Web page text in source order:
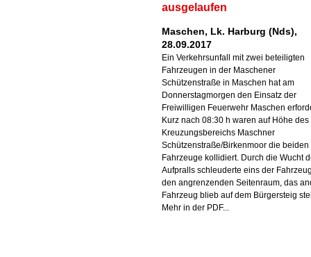
ausgelaufen
Maschen, Lk. Harburg (Nds),
28.09.2017
Ein Verkehrsunfall mit zwei beteiligten
Fahrzeugen in der Maschener
Schützenstraße in Maschen hat am
Donnerstagmorgen den Einsatz der
Freiwilligen Feuerwehr Maschen
Kurz nach 08:30 h waren auf Höhe des
Kreuzungsbereichs Maschner
Schützenstraße/Birkenmoor die beiden
Fahrzeuge kollidiert. Durch die Wucht
Aufpralls schleuderte eins der
den angrenzenden Seitenraum, das
Fahrzeug blieb auf dem Bürgersteig
Mehr in der PDF...